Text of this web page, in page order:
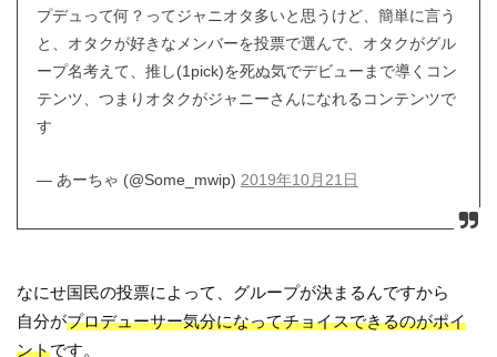
プデュって何？ってジャニオタ多いと思うけど、簡単に言う
と、オタクが好きなメンバーを投票で選んで、オタクがグル
ープ名考えて、推し(1pick)を死ぬ気でデビューまで導くコン
テンツ、つまりオタクがジャニーさんになれるコンテンツで
す
— あーちゃ (@Some_mwip) 2019年10月21日
なにせ国民の投票によって、グループが決まるんですから
自分がプロデューサー気分になってチョイスできるのがポイ
ントです。